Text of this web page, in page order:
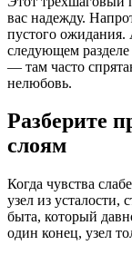
вас надежду.
пустого
следующем
— там часто
нелюбовь.
Разберите
слоям
Когда чувства
узел из
быта, который
один конец, узел